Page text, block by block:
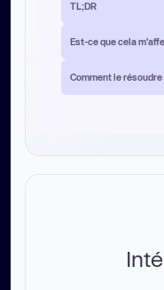
TL;DR
Est-ce que cela
Comment le résoudre